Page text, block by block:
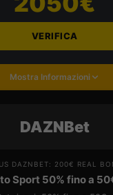
VERIFICA
Mostra Informazioni
DAZNBet
DAZNBET: 200€ REAL
Sport 50% fino a